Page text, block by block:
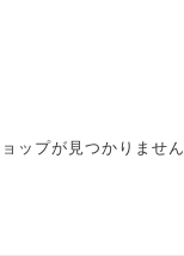
ップが見つかりません